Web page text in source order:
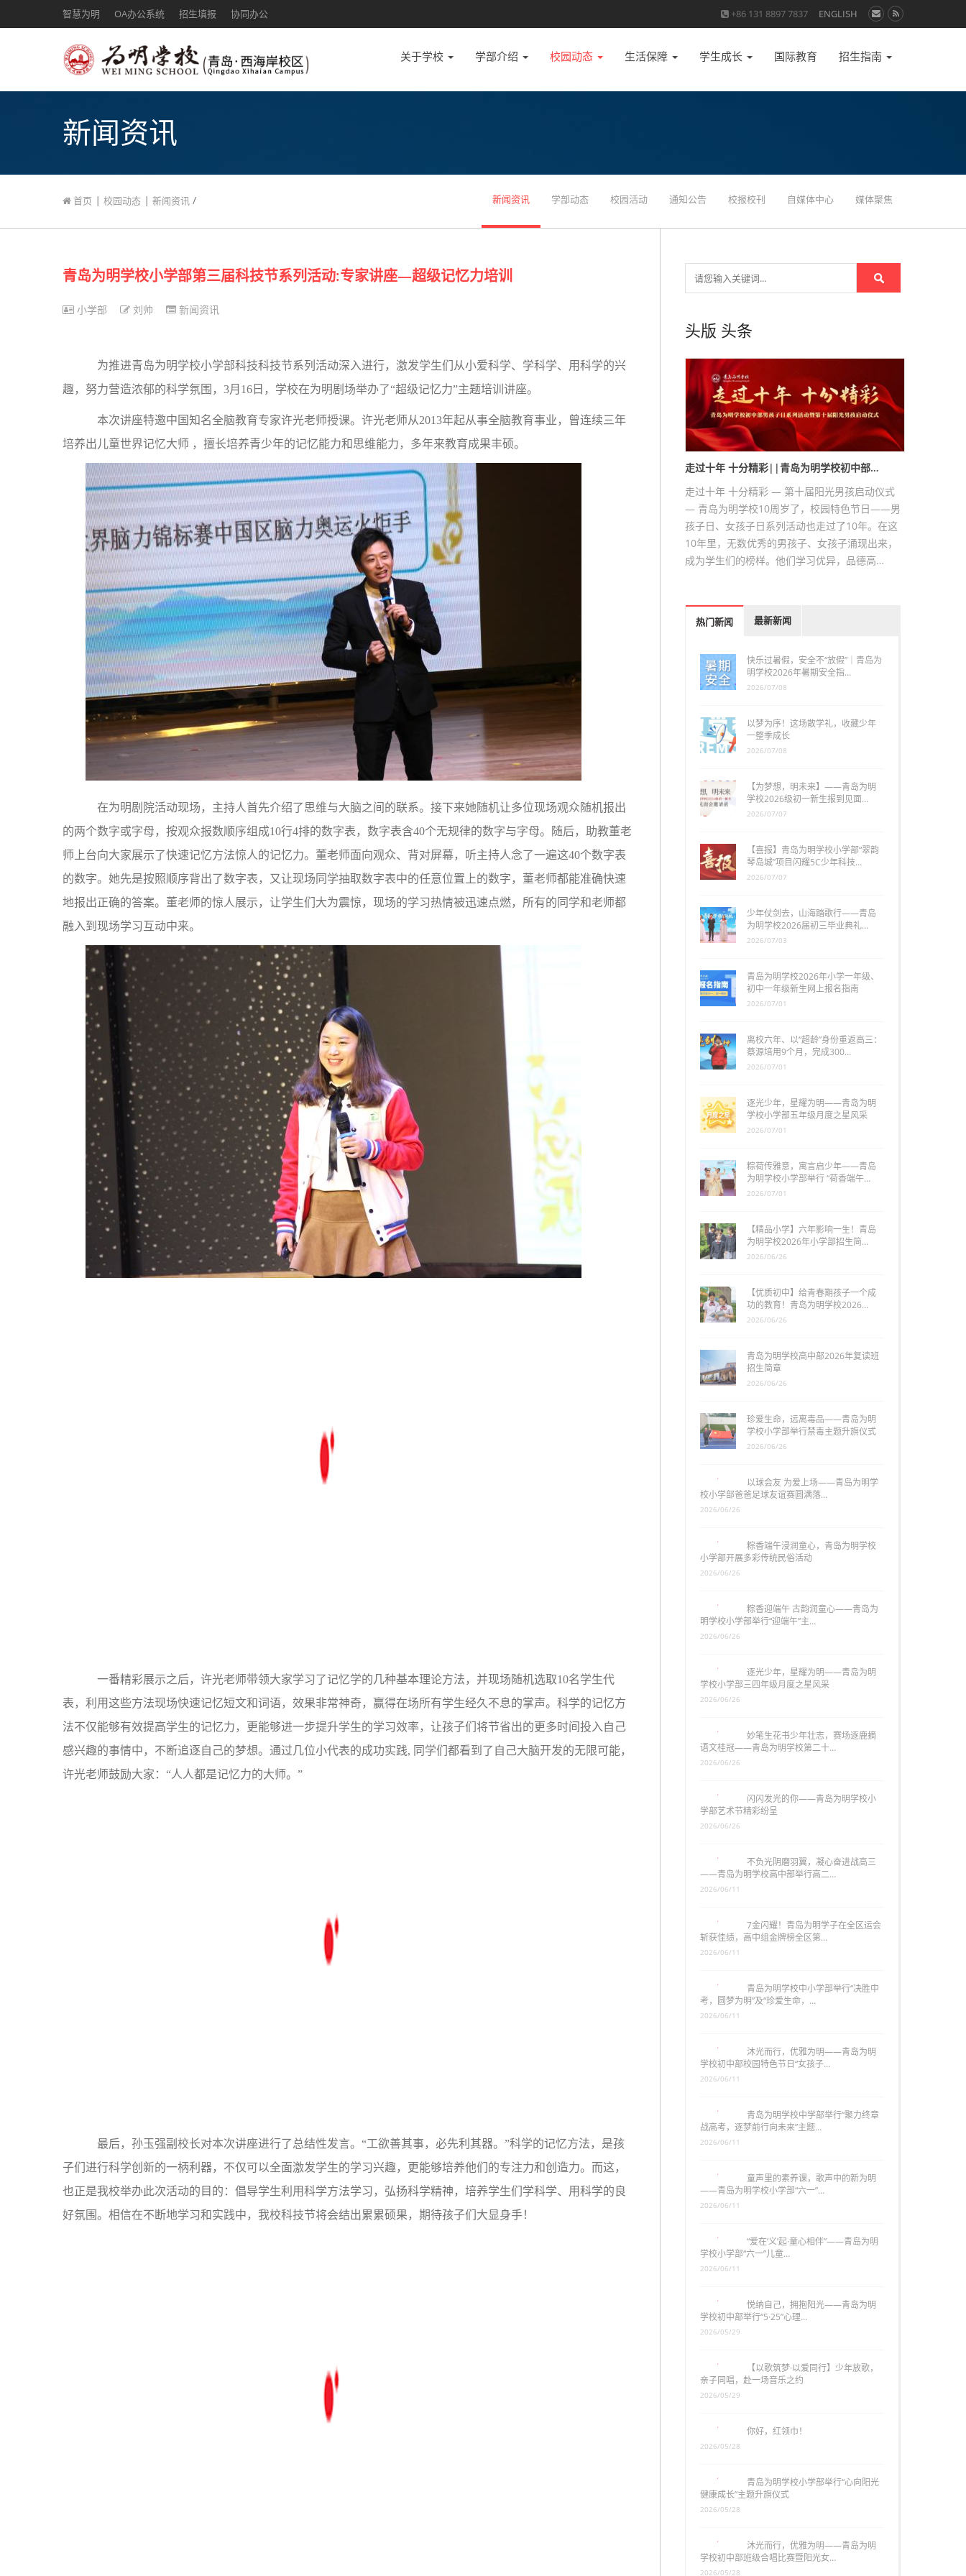
智慧为明 OA办公系统 招生填报 协同办公 +86 131 8897 7837 ENGLISH
关于学校 学部介绍 校园动态 生活保障 学生成长 国际教育 招生指南
新闻资讯
首页 | 校园动态 | 新闻资讯 / 新闻资讯 学部动态 校园活动 通知公告 校报校刊 自媒体中心 媒体聚焦
青岛为明学校小学部第三届科技节系列活动:专家讲座—超级记忆力培训
小学部 刘帅 新闻资讯
为推进青岛为明学校小学部科技科技节系列活动深入进行，激发学生们从小爱科学、学科学、用科学的兴
趣，努力营造浓郁的科学氛围，3月16日，学校在为明剧场举办了“超级记忆力”主题培训讲座。
本次讲座特邀中国知名全脑教育专家许光老师授课。许光老师从2013年起从事全脑教育事业，曾连续三年
培养出儿童世界记忆大师 ，擅长培养青少年的记忆能力和思维能力，多年来教育成果丰硕。
在为明剧院活动现场，主持人首先介绍了思维与大脑之间的联系。接下来她随机让多位现场观众随机报出
的两个数字或字母，按观众报数顺序组成10行4排的数字表，数字表含40个无规律的数字与字母。随后，助教董老
师上台向大家展示了快速记忆方法惊人的记忆力。董老师面向观众、背对屏幕，听主持人念了一遍这40个数字表
的数字。她先是按照顺序背出了数字表，又让现场同学抽取数字表中的任意位置上的数字，董老师都能准确快速
地报出正确的答案。董老师的惊人展示，让学生们大为震惊，现场的学习热情被迅速点燃，所有的同学和老师都
融入到现场学习互动中来。
一番精彩展示之后，许光老师带领大家学习了记忆学的几种基本理论方法，并现场随机选取10名学生代
表，利用这些方法现场快速记忆短文和词语，效果非常神奇，赢得在场所有学生经久不息的掌声。科学的记忆方
法不仅能够有效提高学生的记忆力，更能够进一步提升学生的学习效率，让孩子们将节省出的更多时间投入自己
感兴趣的事情中，不断追逐自己的梦想。通过几位小代表的成功实践, 同学们都看到了自己大脑开发的无限可能，
许光老师鼓励大家：“人人都是记忆力的大师。”
最后，孙玉强副校长对本次讲座进行了总结性发言。“工欲善其事，必先利其器。”科学的记忆方法，是孩
子们进行科学创新的一柄利器，不仅可以全面激发学生的学习兴趣，更能够培养他们的专注力和创造力。而这，
也正是我校举办此次活动的目的：倡导学生利用科学方法学习，弘扬科学精神，培养学生们学科学、用科学的良
好氛围。相信在不断地学习和实践中，我校科技节将会结出累累硕果，期待孩子们大显身手！
头版 头条
走过十年 十分精彩||青岛为明学校初中部…
走过十年 十分精彩 — 第十届阳光男孩启动仪式
— 青岛为明学校10周岁了，校园特色节日——男
孩子日、女孩子日系列活动也走过了10年。在这
10年里，无数优秀的男孩子、女孩子涌现出来，
成为学生们的榜样。他们学习优异，品德高…
热门新闻 最新新闻
快乐过暑假，安全不“放假”｜青岛为
明学校2026年暑期安全指…
2026/07/08
以梦为序！这场散学礼，收藏少年
一整季成长
2026/07/08
【为梦想，明未来】——青岛为明
学校2026级初一新生报到见面…
2026/07/07
【喜报】青岛为明学校小学部“翠韵
琴岛城”项目闪耀5C少年科技…
2026/07/07
少年仗剑去，山海踏歌行——青岛
为明学校2026届初三毕业典礼…
2026/07/03
青岛为明学校2026年小学一年级、
初中一年级新生网上报名指南
2026/07/01
离校六年、以“超龄”身份重返高三：
蔡源培用9个月，完成300…
2026/07/01
逐光少年，星耀为明——青岛为明
学校小学部五年级月度之星风采
2026/07/01
粽荷传雅意，寓言启少年——青岛
为明学校小学部举行 “荷香端午…
2026/07/01
【精品小学】六年影响一生！青岛
为明学校2026年小学部招生简…
2026/06/26
【优质初中】给青春期孩子一个成
功的教育！青岛为明学校2026…
2026/06/26
青岛为明学校高中部2026年复读班
招生简章
2026/06/26
珍爱生命，远离毒品——青岛为明
学校小学部举行禁毒主题升旗仪式
2026/06/26
以球会友 为爱上场——青岛为明学
校小学部爸爸足球友谊赛圆满落…
粽香端午浸润童心，青岛为明学校
小学部开展多彩传统民俗活动
粽香迎端午 古韵润童心——青岛为
明学校小学部举行“迎端午”主…
逐光少年，星耀为明——青岛为明
学校小学部三四年级月度之星风采
妙笔生花书少年壮志，赛场逐鹿摘
语文桂冠——青岛为明学校第二十…
闪闪发光的你——青岛为明学校小
学部艺术节精彩纷呈
不负光阴磨羽翼，凝心奋进战高三
——青岛为明学校高中部举行高二…
7金闪耀！青岛为明学子在全区运会
斩获佳绩，高中组金牌榜全区第…
青岛为明学校中小学部举行“决胜中
考，圆梦为明”及“珍爱生命，…
沐光而行，优雅为明——青岛为明
学校初中部校园特色节日“女孩子…
青岛为明学校中学部举行“聚力终章
战高考，逐梦前行向未来”主题…
童声里的素养课，歌声中的新为明
——青岛为明学校小学部“六一”…
“爱在‘义’起·童心相伴”——青岛为明
学校小学部“六一”儿童…
悦纳自己，拥抱阳光——青岛为明
学校初中部举行“5·25”心理…
【以歌筑梦·以爱同行】少年放歌，
亲子同唱，赴一场音乐之约
你好，红领巾！
青岛为明学校小学部举行“心向阳光
健康成长”主题升旗仪式
沐光而行，优雅为明——青岛为明
学校初中部班级合唱比赛暨阳光女…